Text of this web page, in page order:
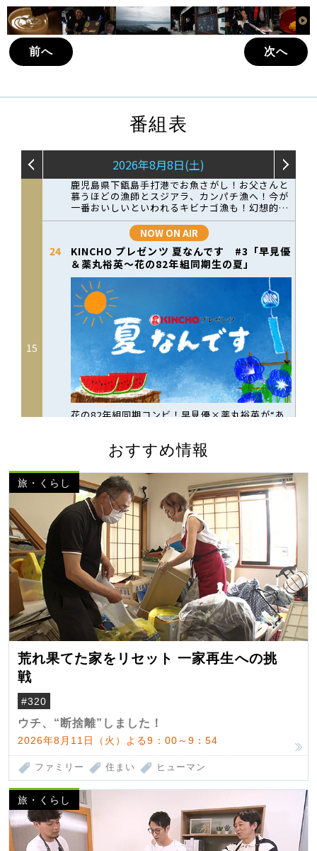
前へ 次へ
番組表
おすすめ情報
旅・くらし
荒れ果てた家をリセット 一家再生への挑
戦
#320
ウチ、“断捨離”しました！
2026年8月11日（火）よる9：00～9：54
ファミリー 住まい ヒューマン
旅・くらし